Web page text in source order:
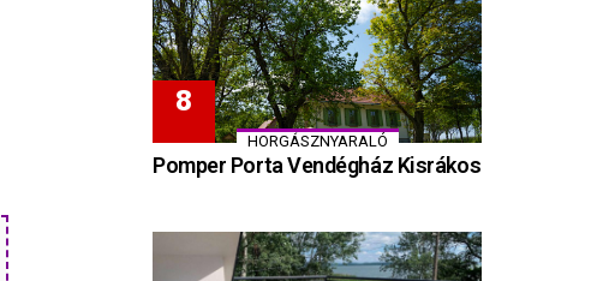
HORGÁSZNYARALÓ
Pomper Porta Vendégház Kisrákos